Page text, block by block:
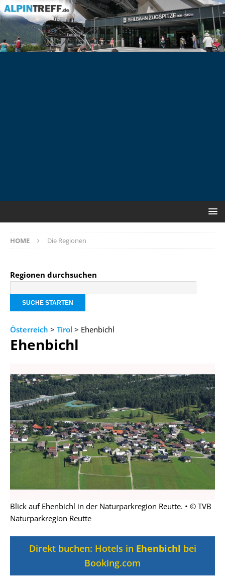
HOME Die Regionen
Regionen durchsuchen
Österreich > Tirol > Ehenbichl
Ehenbichl
Blick auf Ehenbichl in der Naturparkregion Reutte. • © TVB
Naturparkregion Reutte
Direkt buchen: Hotels in Ehenbichl bei
Booking.com